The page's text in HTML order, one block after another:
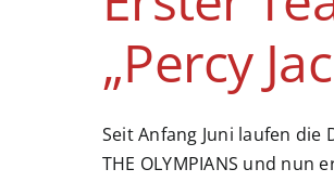
„Percy
Seit Anfang Juni laufen die
THE OLYMPIANS und nun